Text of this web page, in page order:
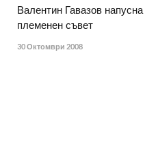
Валентин Гавазов
племенен съвет
30 Октомври 2008